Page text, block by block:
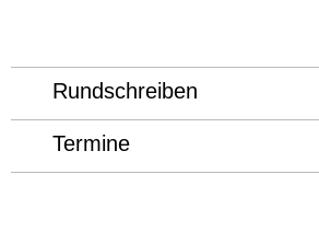
Rundschreiben
Termine